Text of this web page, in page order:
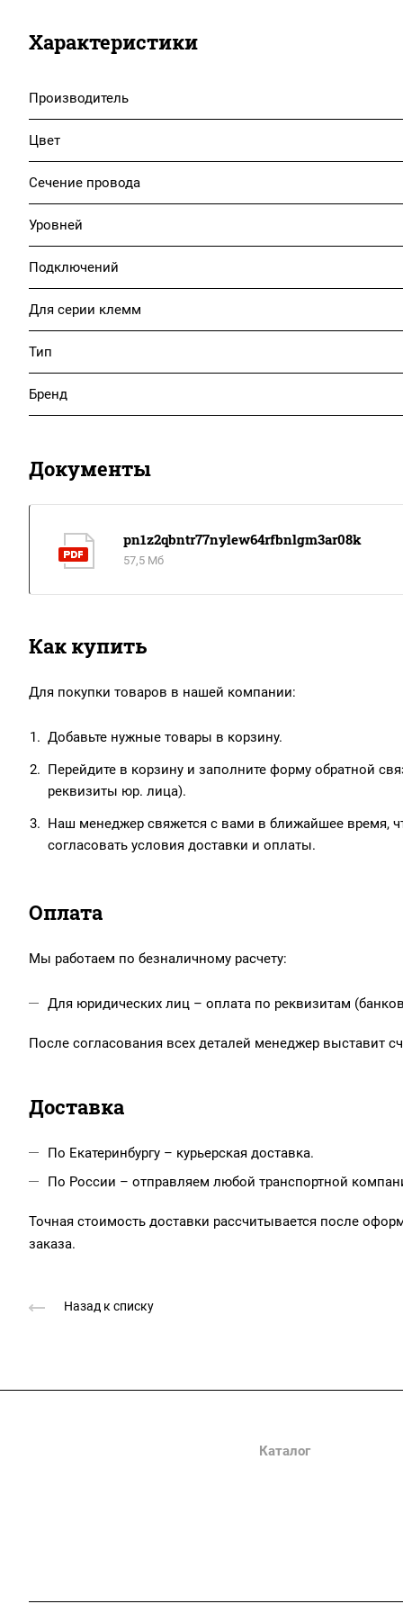
Характеристики
Производитель
Цвет
Сечение провода
Уровней
Подключений
Для серии клемм
Тип
Бренд
Документы
pn1z2qbntr77nylew64rfbnlgm3ar08k
57,5 Мб
Как купить
Для покупки товаров в нашей компании:
Добавьте нужные товары в корзину.
Перейдите в корзину и заполните форму обратной
реквизиты юр. лица).
Наш менеджер свяжется с вами в ближайшее время,
согласовать условия доставки и оплаты.
Оплата
Мы работаем по безналичному расчету:
Для юридических лиц – оплата по реквизитам
После согласования всех деталей менеджер выставит
Доставка
По Екатеринбургу – курьерская доставка.
По России – отправляем любой транспортной
Точная стоимость доставки рассчитывается после
заказа.
Назад к списку
Каталог
Запрессовочный крепёж